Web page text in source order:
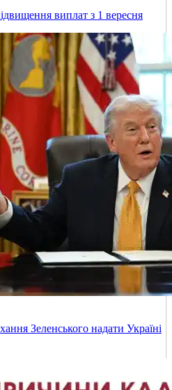
виплат з 1 вересня
Зеленського надати Україні